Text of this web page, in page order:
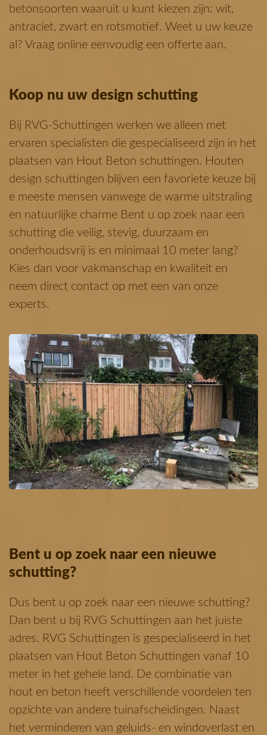
betonsoorten waaruit u kunt kiezen zijn: wit,
antraciet, zwart en rotsmotief. Weet u uw keuze
al? Vraag online eenvoudig een offerte aan.
Koop nu uw design schutting
Bij RVG-Schuttingen werken we alleen met
ervaren specialisten die gespecialiseerd zijn in het
plaatsen van Hout Beton schuttingen. Houten
design schuttingen blijven een favoriete keuze bij
e meeste mensen vanwege de warme uitstraling
en natuurlijke charme Bent u op zoek naar een
schutting die veilig, stevig, duurzaam en
onderhoudsvrij is en minimaal 10 meter lang?
Kies dan voor vakmanschap en kwaliteit en
neem direct contact op met een van onze
experts.
Bent u op zoek naar een nieuwe
schutting?
Dus bent u op zoek naar een nieuwe schutting?
Dan bent u bij RVG Schuttingen aan het juiste
adres. RVG Schuttingen is gespecialiseerd in het
plaatsen van Hout Beton Schuttingen vanaf 10
meter in het gehele land. De combinatie van
hout en beton heeft verschillende voordelen ten
opzichte van andere tuinafscheidingen. Naast
het verminderen van geluids- en windoverlast en